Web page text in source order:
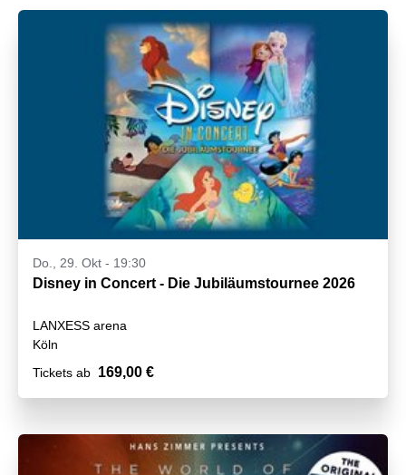
Do., 29. Okt - 19:30
Disney in Concert - Die Jubiläumstournee 2026
LANXESS arena
Köln
Tickets ab 169,00 €